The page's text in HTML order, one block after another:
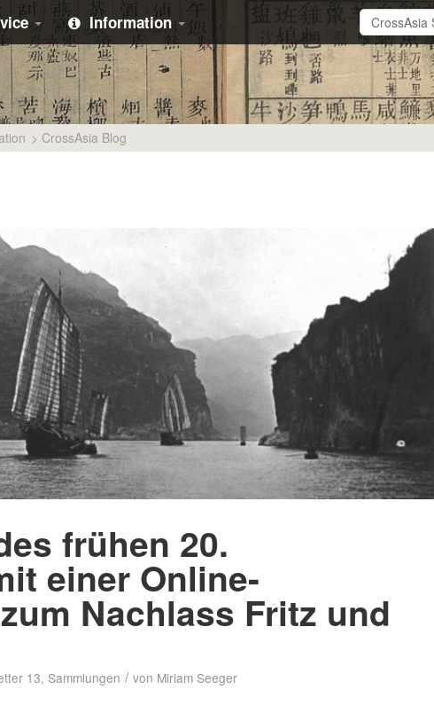
Information
> CrossAsia Blog
frühen 20.
einer Online-
Nachlass Fritz und
13, Sammlungen / von Miriam Seeger